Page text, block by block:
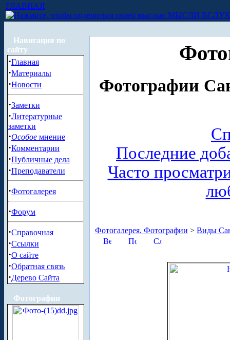
ГЛАВНАЯ
МЫСЛИ ВСЛУХ
Навигация по
сайту
·Главная
·Материалы
·Новости
·Заметки
·Литературные
заметки
·Особое мнение
·Комментарии
·Публичные дела
·Преподаватели
·Фотогалерея
·Форум
·Справочная
·Ссылки
·О сайте
·Обратная связь
·Дерево Сайта
Фотографии
Фотографии
Последние
Часто
Фотогалерея. Фотографии > Виды